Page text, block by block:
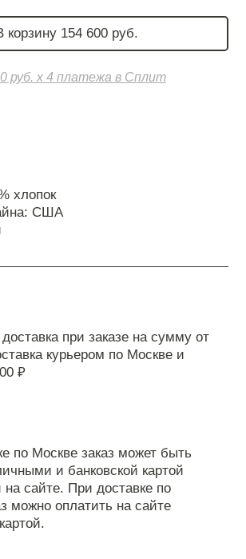
корзину 154 600 руб.
руб. х 4 платежа в Сплит
хлопок
США
при заказе на сумму от
курьером по Москве и
₽
по Москве заказ может быть
и банковской картой
на сайте. При доставке по
можно оплатить на сайте